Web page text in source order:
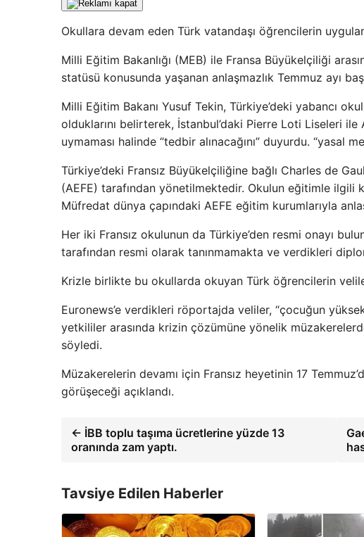
Okullara devam eden Türk vatandaşı öğrencilerin
Milli Eğitim Bakanlığı (MEB) ile Fransa Büyükelçiliği
statüsü konusunda yaşanan anlaşmazlık Temmuz ayı
Milli Eğitim Bakanı Yusuf Tekin, Türkiye’deki yabancı
olduklarını belirterek, İstanbul’daki Pierre Loti Liseleri
uymaması halinde “tedbir alınacağını” duyurdu. “yasal
Türkiye’deki Fransız Büyükelçiliğine bağlı Charles de
(AEFE) tarafından yönetilmektedir. Okulun eğitimle ilgili
Müfredat dünya çapındaki AEFE eğitim kurumlarıyla
Her iki Fransız okulunun da Türkiye’den resmi onayı
tarafından resmi olarak tanınmamakta ve verdikleri
Krizle birlikte bu okullarda okuyan Türk öğrencilerin
Euronews’e verdikleri röportajda veliler, “çocuğun
yetkililer arasında krizin çözümüne yönelik
söyledi.
Müzakerelerin devamı için Fransız heyetinin 17
görüşeceği açıklandı.
← İBB toplu taşıma ücretlerine yüzde 13
oranında zam yaptı.
Tavsiye Edilen Haberler